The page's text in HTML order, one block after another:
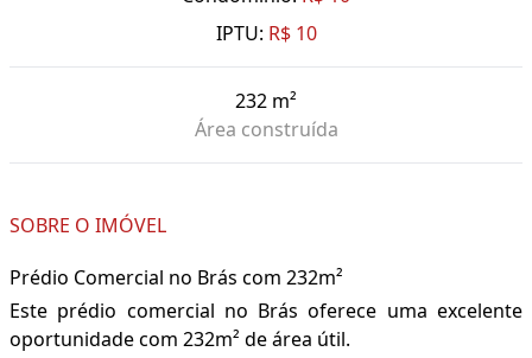
IPTU: R$ 10
232 m²
Área construída
SOBRE O IMÓVEL
Prédio Comercial no Brás com 232m²
Este prédio comercial no Brás oferece uma excelente
oportunidade com 232m² de área útil.